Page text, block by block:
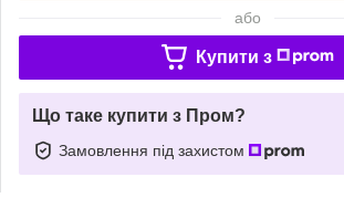
або
Купити з
Що таке купити з Пром?
Замовлення під захистом